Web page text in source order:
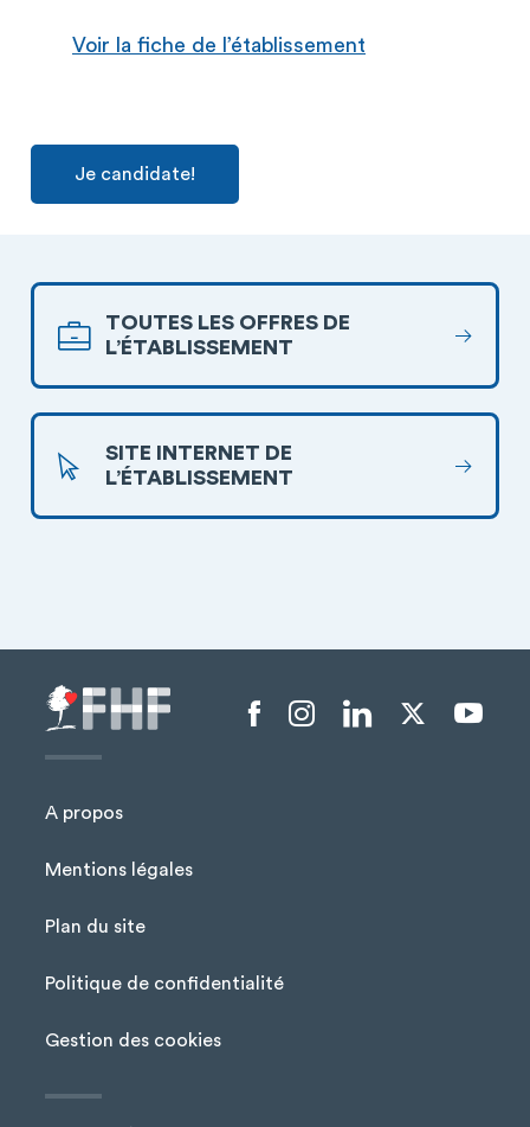
Voir la fiche de l’établissement
Je candidate!
TOUTES LES OFFRES DE
L’ÉTABLISSEMENT
SITE INTERNET DE
L’ÉTABLISSEMENT
Menu Pied de page
A propos
Mentions légales
Plan du site
Politique de confidentialité
Gestion des cookies
Menu liens sociaux